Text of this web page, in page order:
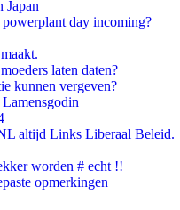
Japan
day incoming?
laten daten?
kunnen vergeven?
altijd Links Liberaal Beleid.
worden # echt !!
opmerkingen